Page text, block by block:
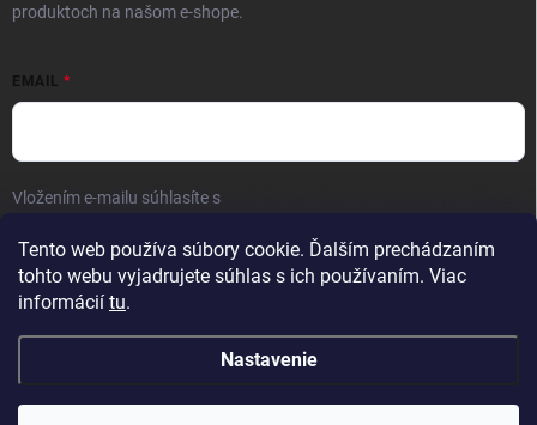
Tento web používa súbory cookie. Ďalším prechádzaním
tohto webu vyjadrujete súhlas s ich používaním. Viac
informácií tu.
Nastavenie
produktoch na našom e-shope.
EMAIL
Vložením e-mailu súhlasíte s
Prihlásiť sa